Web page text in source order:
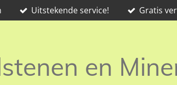
Uitstekende service! Gratis
en